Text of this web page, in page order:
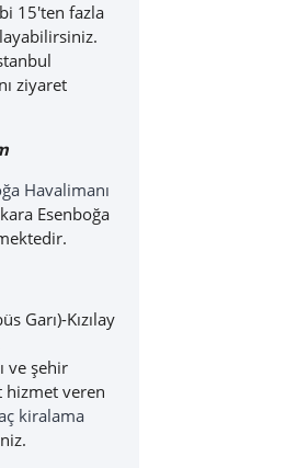
15'ten fazla
ziyaret
Havalimanı
Esenboğa
Garı)-Kızılay
ve şehir
hizmet veren
kiralama